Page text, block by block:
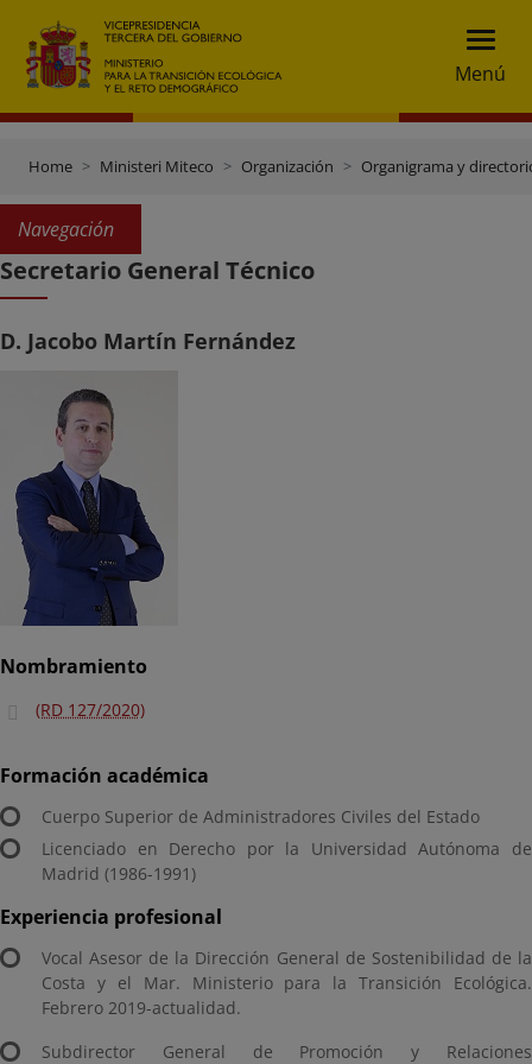
Menú
Home Ministeri Miteco Organización Organigrama y
Navegación
Secretario General Técnico
D. Jacobo Martín Fernández
Nombramiento
(RD 127/2020)
Formación académica
Cuerpo Superior de Administradores Civiles del Estado
Licenciado en Derecho por la Universidad Autónoma de
Madrid (1986-1991)
Experiencia profesional
Vocal Asesor de la Dirección General de Sostenibilidad de la
Costa y el Mar. Ministerio para la Transición Ecológica.
Febrero 2019-actualidad.
Subdirector General de Promoción y Relaciones